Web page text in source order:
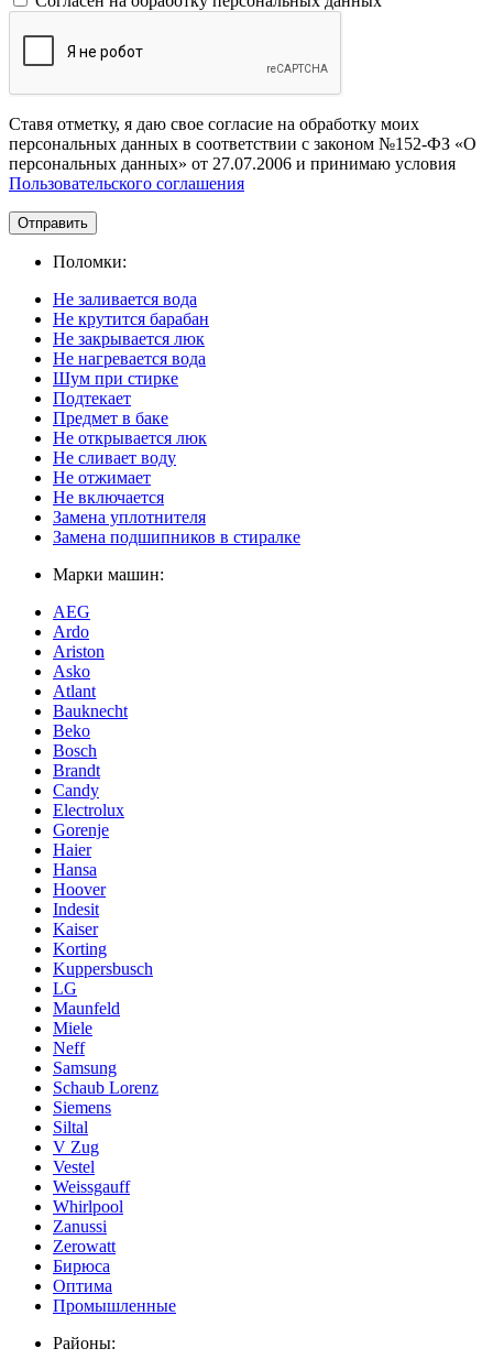
Ставя отметку, я даю свое согласие на обработку моих
персональных данных в соответствии с законом №152-ФЗ «О
персональных данных» от 27.07.2006 и принимаю условия
Пользовательского соглашения
Отправить
Поломки:
Не заливается вода
Не крутится барабан
Не закрывается люк
Не нагревается вода
Шум при стирке
Подтекает
Предмет в баке
Не открывается люк
Не сливает воду
Не отжимает
Не включается
Замена уплотнителя
Замена подшипников в стиралке
Марки машин:
AEG
Ardo
Ariston
Asko
Atlant
Bauknecht
Beko
Bosch
Brandt
Candy
Electrolux
Gorenje
Haier
Hansa
Hoover
Indesit
Kaiser
Korting
Kuppersbusch
LG
Maunfeld
Miele
Neff
Samsung
Schaub Lorenz
Siemens
Siltal
V Zug
Vestel
Weissgauff
Whirlpool
Zanussi
Zerowatt
Бирюса
Оптима
Промышленные
Районы: